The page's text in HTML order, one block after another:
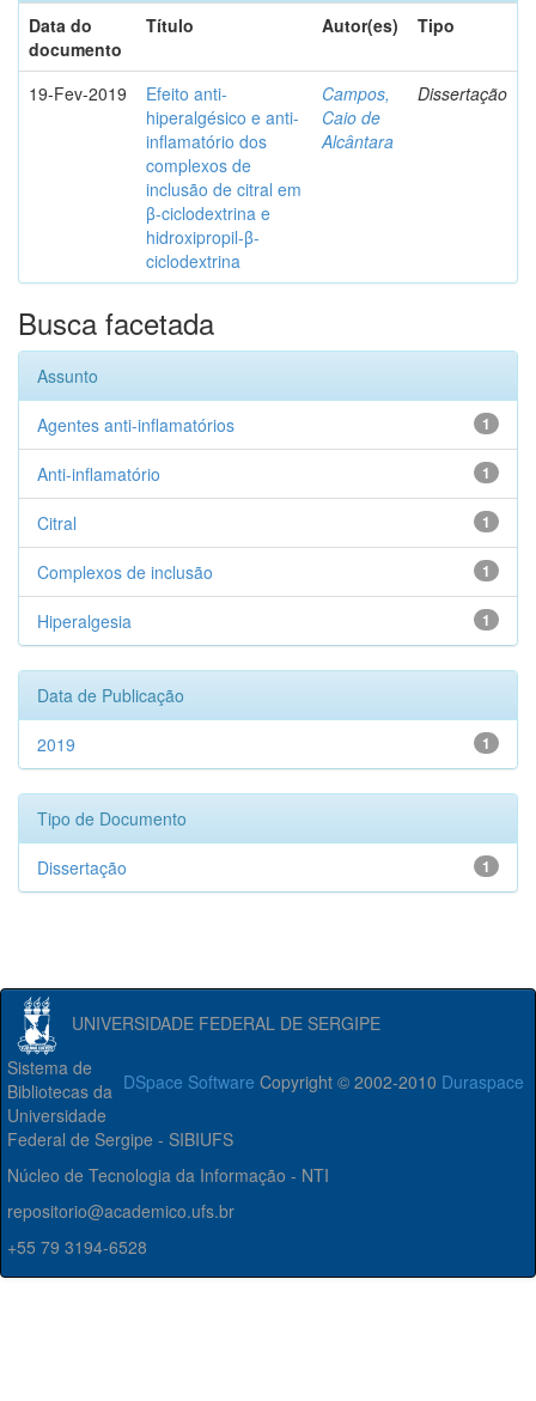
Data do
documento
Título Autor(es) Tipo
19-Fev-2019
Efeito anti-
hiperalgésico e anti-
inflamatório dos
complexos de
inclusão de citral em
β-ciclodextrina e
hidroxipropil-β-
ciclodextrina
Campos,
Caio de
Alcântara
Dissertação
Busca facetada
Assunto
1
Agentes anti-inflamatórios
1
Anti-inflamatório
1
Citral
1
Complexos de inclusão
1
Hiperalgesia
Data de Publicação
1
2019
Tipo de Documento
1
Dissertação
UNIVERSIDADE FEDERAL DE SERGIPE
DSpace Software Copyright © 2002-2010 Duraspace
Sistema de
Bibliotecas da
Universidade
Federal de Sergipe - SIBIUFS
Núcleo de Tecnologia da Informação - NTI
repositorio@academico.ufs.br
+55 79 3194-6528